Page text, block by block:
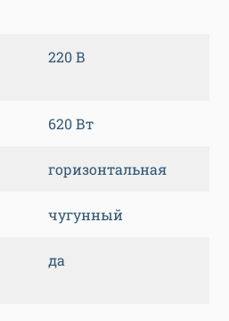
220 В
620 Вт
горизонтальная
чугунный
да